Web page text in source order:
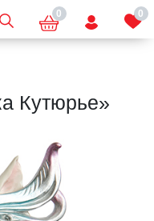
0 0
Кутюрье»